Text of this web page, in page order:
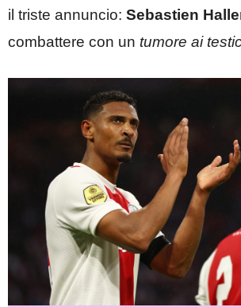
il triste annuncio: Sebastien
combattere con un tumore ai